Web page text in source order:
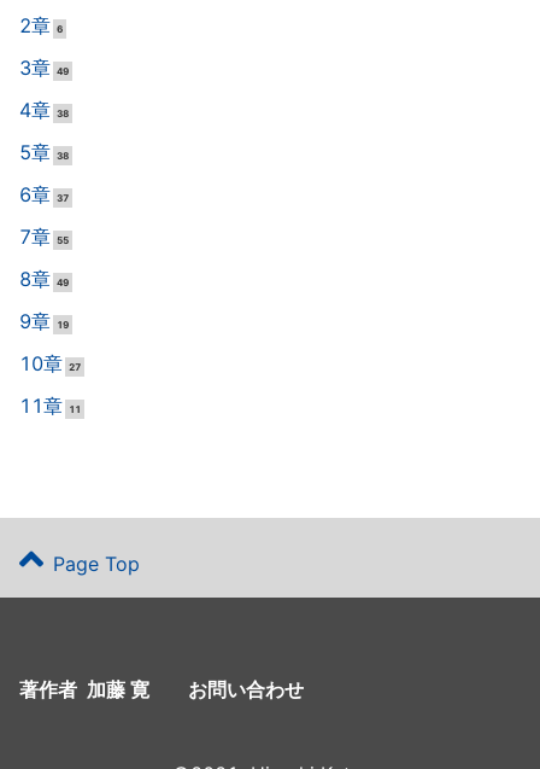
2章 6
3章 49
4章 38
5章 38
6章 37
7章 55
8章 49
9章 19
10章 27
11章 11
Page Top
著作者 加藤 寛 お問い合わせ